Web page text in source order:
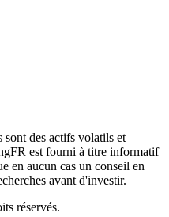
sont des actifs volatils et
est fourni à titre informatif
en aucun cas un conseil en
avant d'investir.
réservés.